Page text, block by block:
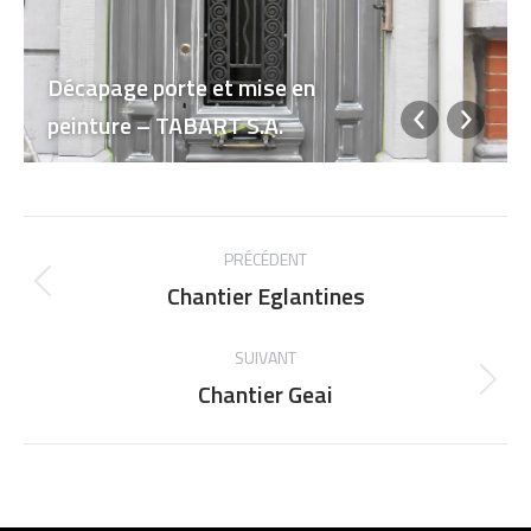
Décapage porte et mise en
peinture – TABART S.A.
NAVIGATION
ALBUM
PRÉCÉDENT
Album
:
Chantier Eglantines
SUIVANT
Album
:
Chantier Geai